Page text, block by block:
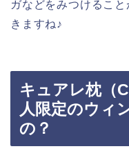
ガなどをみつけるこ
きますね♪
キュアレ枕（
人限定のウィ
の？